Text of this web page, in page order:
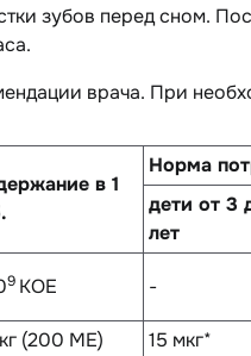
зубов перед сном.
врача. При
в 1
Норма
дети от 3
лет
9 КОЕ -
(200 МЕ) 15 мкг*